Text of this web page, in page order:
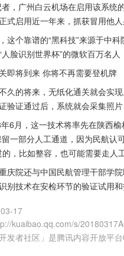
者，广州白云机场在启用该系
式启用近一年来，抓获冒用他
这个靠谱的“黑科技”来源于中
脸识别世界杯”的微软百万名
即将到来 你将不再需要登机牌
久的将来，无纸化通关就会实
验证通过后，系统就会采集照
6月，这一技术将率先在陕西
留一部分人工通道，因为民航
，比如整容，也可能需要走人
庆院还与中国民航管理干部学
别技术在安检环节的验证试用和
17
kuaibao.qq.com/s/
发者社区」是腾讯内容开放平